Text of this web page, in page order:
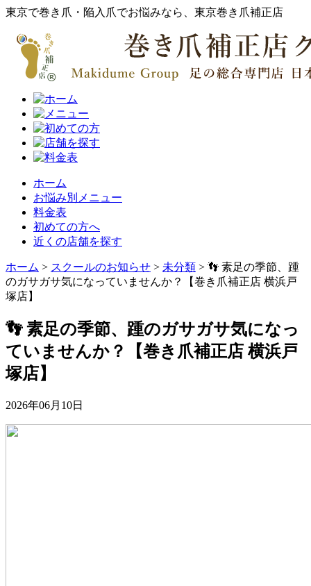
東京で巻き爪・陥入爪でお悩みなら、東京巻き爪補正店
ホーム
お悩み別メニュー
料金表
初めての方へ
近くの店舗を探す
ホーム > スクールのお知らせ > 未分類 > 👣 素足の季節、踵
のガサガサ気になっていませんか？【巻き爪補正店 横浜戸
塚店】
👣 素足の季節、踵のガサガサ気になっ
ていませんか？【巻き爪補正店 横浜戸
塚店】
2026年06月10日